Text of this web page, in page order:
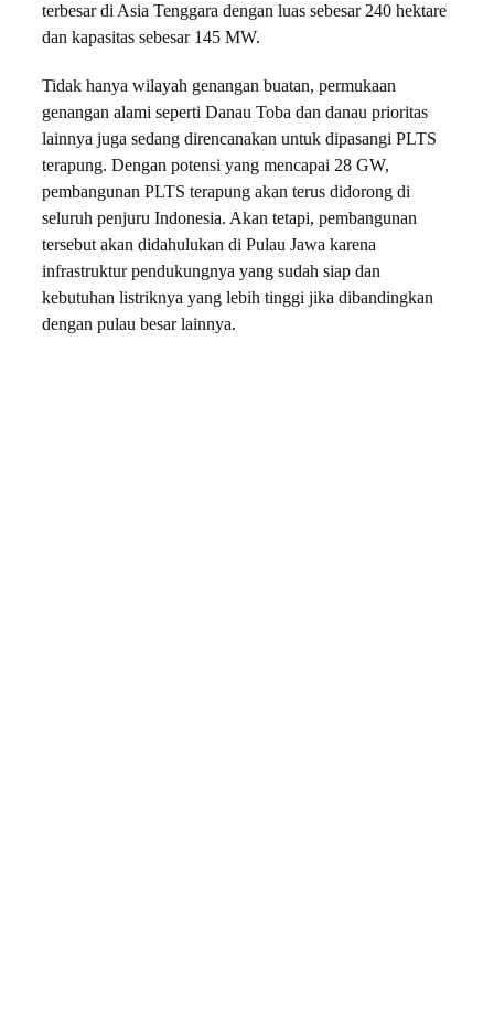
terbesar di Asia Tenggara dengan luas sebesar 240 hektare
dan kapasitas sebesar 145 MW.
Tidak hanya wilayah genangan buatan, permukaan
genangan alami seperti Danau Toba dan danau prioritas
lainnya juga sedang direncanakan untuk dipasangi PLTS
terapung. Dengan potensi yang mencapai 28 GW,
pembangunan PLTS terapung akan terus didorong di
seluruh penjuru Indonesia. Akan tetapi, pembangunan
tersebut akan didahulukan di Pulau Jawa karena
infrastruktur pendukungnya yang sudah siap dan
kebutuhan listriknya yang lebih tinggi jika dibandingkan
dengan pulau besar lainnya.